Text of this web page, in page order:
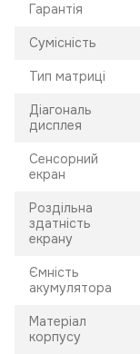
Гарантія
Сумісність
Тип матриці
Діагональ
дисплея
Сенсорний
екран
Роздільна
здатність
екрану
Ємність
акумулятора
Матеріал
корпусу